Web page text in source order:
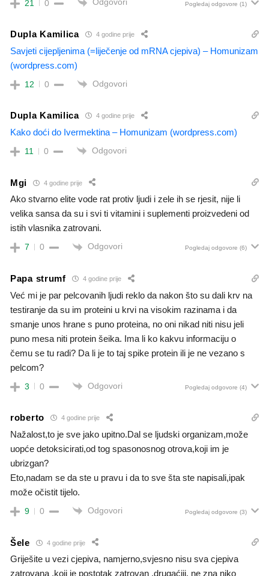
21 0 Odgovori Pogledaj odgovore (1)
Dupla Kamilica 4 godine prije
Savjeti cijepljenima (=liječenje od mRNA cjepiva) – Homunizam
(wordpress.com)
12 0 Odgovori
Dupla Kamilica 4 godine prije
Kako doći do Ivermektina – Homunizam (wordpress.com)
11 0 Odgovori
Mgi 4 godine prije
Ako stvarno elite vode rat protiv ljudi i zele ih se rjesit, nije li
velika sansa da su i svi ti vitamini i suplementi proizvedeni od
istih vlasnika zatrovani.
7 0 Odgovori Pogledaj odgovore (6)
Papa strumf 4 godine prije
Već mi je par pelcovanih ljudi reklo da nakon što su dali krv na
testiranje da su im proteini u krvi na visokim razinama i da
smanje unos hrane s puno proteina, no oni nikad niti nisu jeli
puno mesa niti protein šeika. Ima li ko kakvu informaciju o
čemu se tu radi? Da li je to taj spike protein ili je ne vezano s
pelcom?
3 0 Odgovori Pogledaj odgovore (4)
roberto 4 godine prije
Nažalost,to je sve jako upitno.Dal se ljudski organizam,može
uopće detoksicirati,od tog spasonosnog otrova,koji im je
ubrizgan?
Eto,nadam se da ste u pravu i da to sve šta ste napisali,ipak
može očistit tijelo.
9 0 Odgovori Pogledaj odgovore (3)
Šele 4 godine prije
Griješite u vezi cjepiva, namjerno,svjesno nisu sva cjepiva
zatrovana ,koji je postotak zatrovan ,drugaćiji, ne zna niko